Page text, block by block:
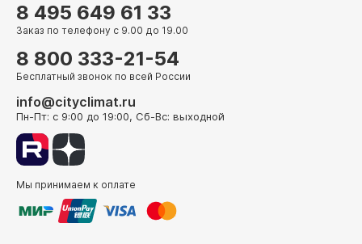
8 495 649 61 33
Заказ по телефону с 9.00 до 19.00
8 800 333-21-54
Бесплатный звонок по всей России
info@cityclimat.ru
Пн-Пт: с 9:00 до 19:00, Сб-Вс: выходной
Мы принимаем к оплате